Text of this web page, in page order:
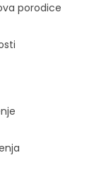
porodice